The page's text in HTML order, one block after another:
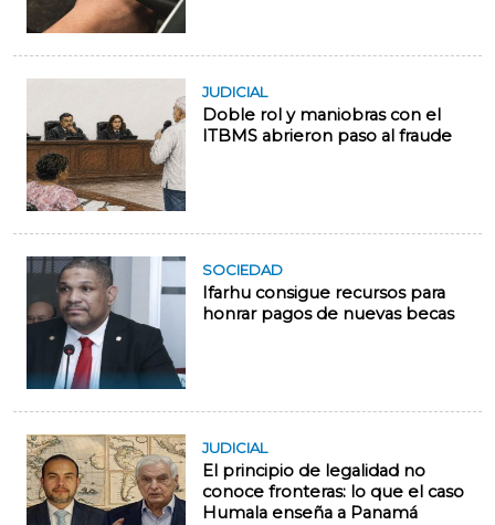
JUDICIAL
Doble rol y maniobras con el
ITBMS abrieron paso al fraude
SOCIEDAD
Ifarhu consigue recursos para
honrar pagos de nuevas becas
JUDICIAL
El principio de legalidad no
conoce fronteras: lo que el caso
Humala enseña a Panamá